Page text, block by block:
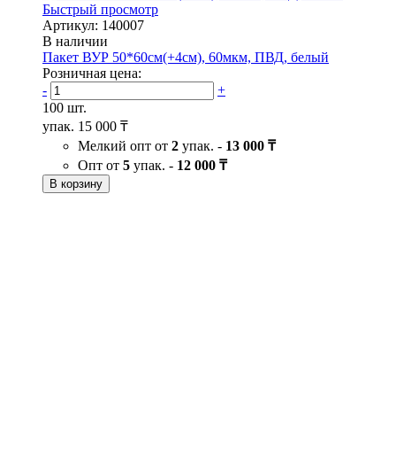
Быстрый просмотр
Артикул: 140007
В наличии
Пакет ВУР 50*60см(+4см), 60мкм, ПВД, белый
Розничная цена:
-
+
100 шт.
упак. 15 000 ₸
Мелкий опт от 2 упак. - 13 000 ₸
Опт от 5 упак. - 12 000 ₸
В корзину